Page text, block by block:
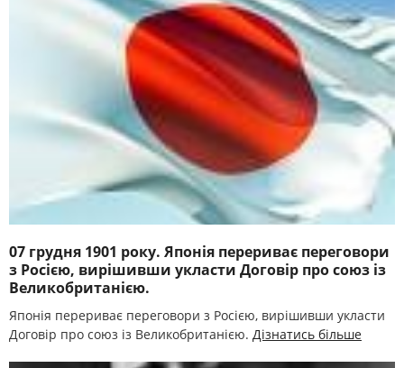
07 грудня 1901 року. Японія перериває переговори
з Росією, вирішивши укласти Договір про союз із
Великобританією.
Японія перериває переговори з Росією, вирішивши укласти
Договір про союз із Великобританією. Дізнатись більше